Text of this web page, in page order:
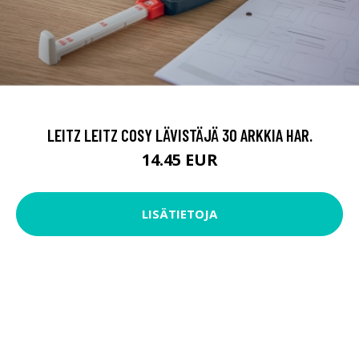
LEITZ LEITZ COSY LÄVISTÄJÄ 30 ARKKIA HAR.
14.45 EUR
LISÄTIETOJA